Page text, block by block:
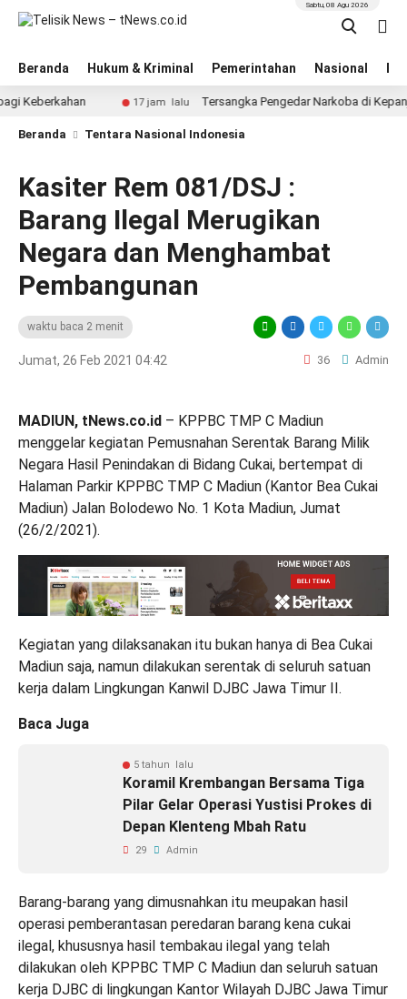
Beranda Hukum & Kriminal Pemerintahan Nasional
Sabtu, 08 Agu 2026
17 jam lalu Tersangka Pengedar Narkoba di Kepanjen,
Beranda Tentara Nasional Indonesia
Kasiter Rem 081/DSJ :
Barang Ilegal Merugikan
Negara dan Menghambat
Pembangunan
waktu baca 2 menit
Jumat, 26 Feb 2021 04:42 36 Admin
MADIUN, tNews.co.id – KPPBC TMP C Madiun
menggelar kegiatan Pemusnahan Serentak Barang Milik
Negara Hasil Penindakan di Bidang Cukai, bertempat di
Halaman Parkir KPPBC TMP C Madiun (Kantor Bea Cukai
Madiun) Jalan Bolodewo No. 1 Kota Madiun, Jumat
(26/2/2021).
Kegiatan yang dilaksanakan itu bukan hanya di Bea Cukai
Madiun saja, namun dilakukan serentak di seluruh satuan
kerja dalam Lingkungan Kanwil DJBC Jawa Timur II.
Baca Juga
5 tahun lalu
Koramil Krembangan Bersama Tiga
Pilar Gelar Operasi Yustisi Prokes di
Depan Klenteng Mbah Ratu
29 Admin
Barang-barang yang dimusnahkan itu meupakan hasil
operasi pemberantasan peredaran barang kena cukai
ilegal, khususnya hasil tembakau ilegal yang telah
dilakukan oleh KPPBC TMP C Madiun dan seluruh satuan
kerja DJBC di lingkungan Kantor Wilayah DJBC Jawa Timur